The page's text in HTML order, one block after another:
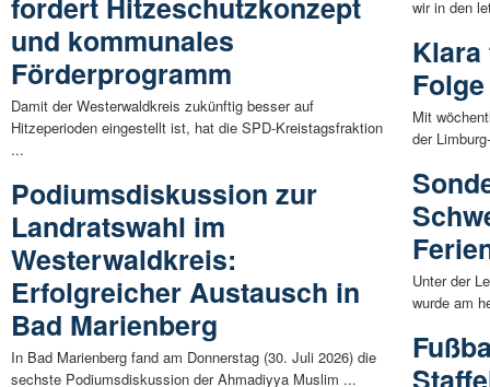
fordert Hitzeschutzkonzept
und kommunales
Förderprogramm
Damit der Westerwaldkreis zukünftig besser auf
Hitzeperioden eingestellt ist, hat die SPD-Kreistagsfraktion
...
Podiumsdiskussion zur
Landratswahl im
Westerwaldkreis:
Erfolgreicher Austausch in
Bad Marienberg
In Bad Marienberg fand am Donnerstag (30. Juli 2026) die
sechste Podiumsdiskussion der Ahmadiyya Muslim ...
wir in den
Klara
Folge
Mit
der
Unter der
wurde am